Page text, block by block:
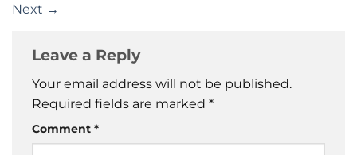
Next →
Leave a Reply
Your email address will not be published.
Required fields are marked *
Comment *